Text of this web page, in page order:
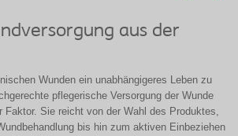
aus der
Wunden ein unabhängigeres Leben zu
pflegerische Versorgung der Wunde
Faktor. Sie reicht von der Wahl des Produktes,
bis hin zum aktiven Einbeziehen